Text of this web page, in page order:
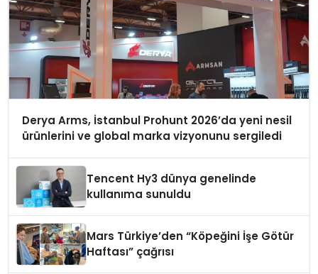
Derya Arms, İstanbul Prohunt 2026’da yeni nesil
ürünlerini ve global marka vizyonunu sergiledi
Tencent Hy3 dünya genelinde
kullanıma sunuldu
Mars Türkiye’den “Köpeğini İşe Götür
Haftası” çağrısı